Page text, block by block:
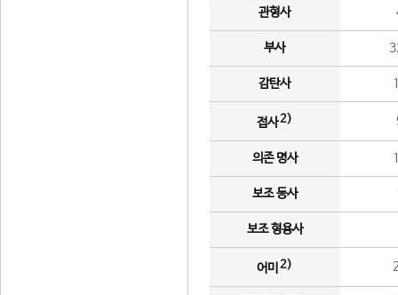
관형사
부사
감탄사
접사2)
의존 명사
보조 동사
보조 형용사
어미 2)